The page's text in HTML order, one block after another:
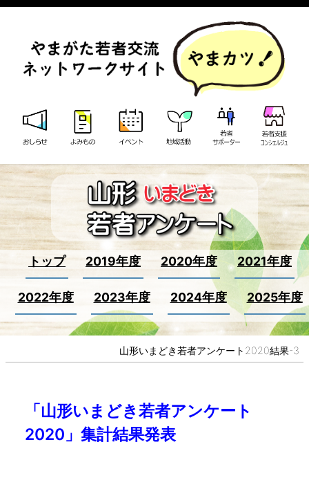
トップ 2019年度 2020年度 2021年度
2022年度 2023年度 2024年度 2025年度
山形いまどき若者アンケート2020結果-3
「山形いまどき若者アンケート
2020」集計結果発表